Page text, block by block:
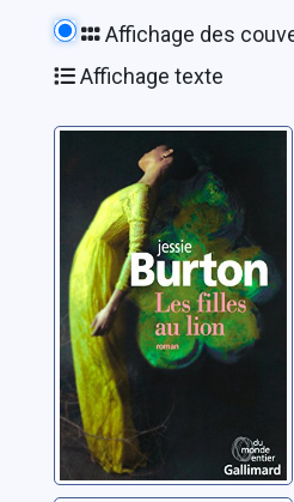
Affichage des
Affichage texte
Les filles au lion
Burton, Jessie